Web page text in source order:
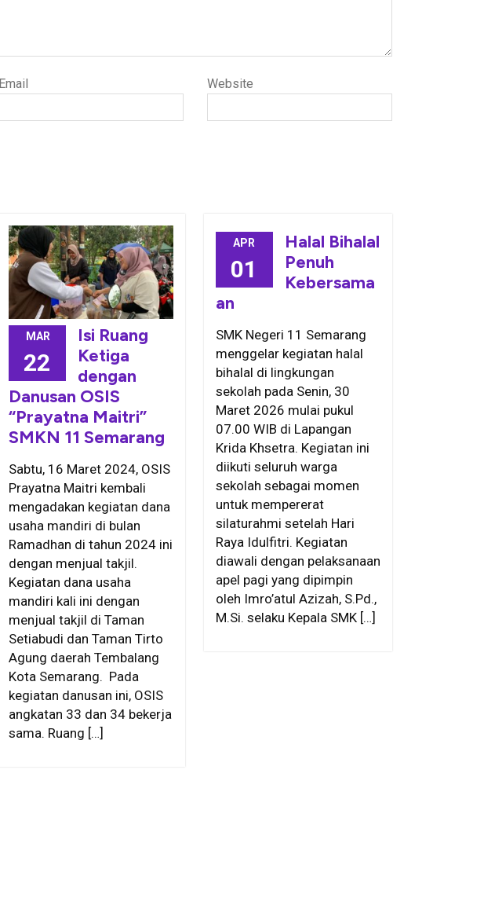
Email Website
MAR
22
Isi Ruang
Ketiga
dengan
Danusan OSIS
“Prayatna Maitri”
SMKN 11 Semarang
Sabtu, 16 Maret 2024, OSIS
Prayatna Maitri kembali
mengadakan kegiatan dana
usaha mandiri di bulan
Ramadhan di tahun 2024 ini
dengan menjual takjil.
Kegiatan dana usaha
mandiri kali ini dengan
menjual takjil di Taman
Setiabudi dan Taman Tirto
Agung daerah Tembalang
Kota Semarang. Pada
kegiatan danusan ini, OSIS
angkatan 33 dan 34 bekerja
sama. Ruang […]
APR
01
Halal Bihalal
Penuh
Kebersama
an
SMK Negeri 11 Semarang
menggelar kegiatan halal
bihalal di lingkungan
sekolah pada Senin, 30
Maret 2026 mulai pukul
07.00 WIB di Lapangan
Krida Khsetra. Kegiatan ini
diikuti seluruh warga
sekolah sebagai momen
untuk mempererat
silaturahmi setelah Hari
Raya Idulfitri. Kegiatan
diawali dengan pelaksanaan
apel pagi yang dipimpin
oleh Imro’atul Azizah, S.Pd.,
M.Si. selaku Kepala SMK […]